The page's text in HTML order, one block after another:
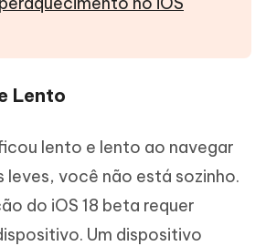
Lento
lento e lento ao navegar
você não está sozinho.
do iOS 18 beta requer
Um dispositivo